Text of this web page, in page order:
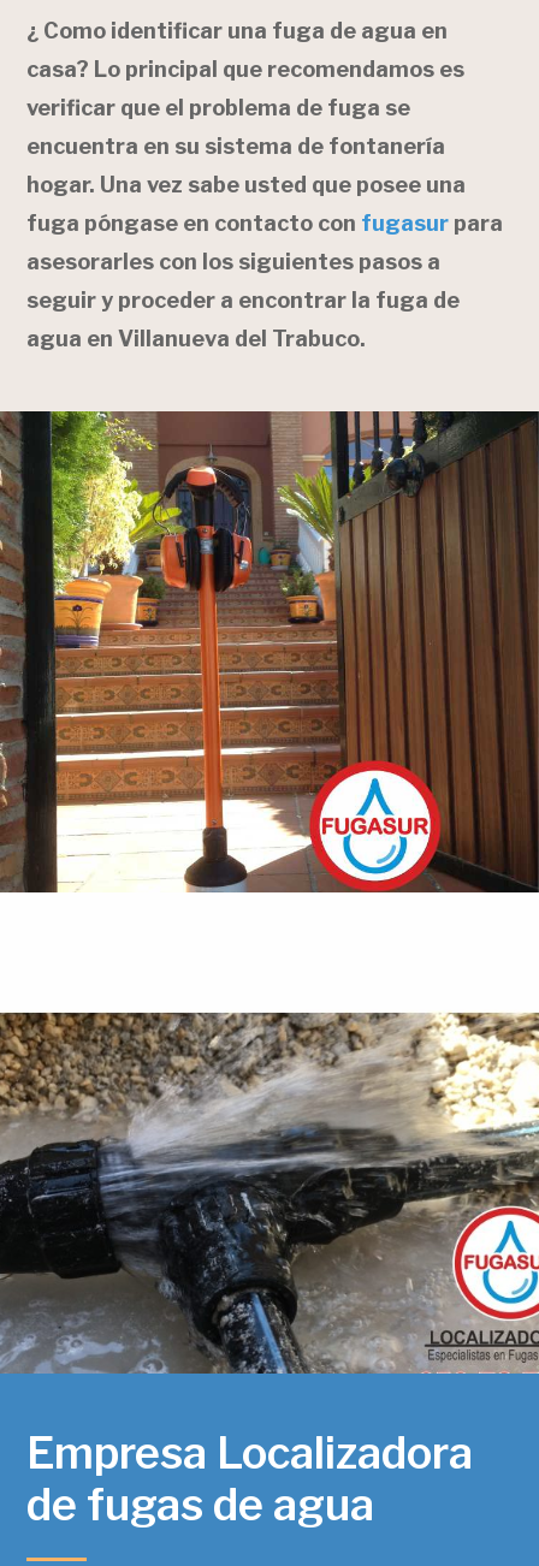
¿ Como identificar una fuga de agua en
casa? Lo principal que recomendamos es
verificar que el problema de fuga se
encuentra en su sistema de fontanería
hogar. Una vez sabe usted que posee una
fuga póngase en contacto con fugasur para
asesorarles con los siguientes pasos a
seguir y proceder a encontrar la fuga de
agua en Villanueva del Trabuco.
Empresa Localizadora
de fugas de agua